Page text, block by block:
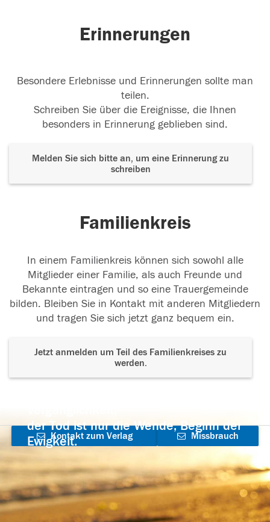
Erinnerungen
Besondere Erlebnisse und Erinnerungen sollte man
teilen.
Schreiben Sie über die Ereignisse, die Ihnen
besonders in Erinnerung geblieben sind.
Melden Sie sich bitte an, um eine Erinnerung zu
schreiben
Familienkreis
In einem Familienkreis können sich sowohl alle
Mitglieder einer Familie, als auch Freunde und
Bekannte eintragen und so eine Trauergemeinde
bilden. Bleiben Sie in Kontakt mit anderen Mitgliedern
und tragen Sie sich jetzt ganz bequem ein.
Jetzt anmelden um Teil des Familienkreises zu
werden.
der Tod ist nur die Wende, Beginn der
Ewigkeit.
Kontakt zum Verlag
aufnehmen
Missbrauch